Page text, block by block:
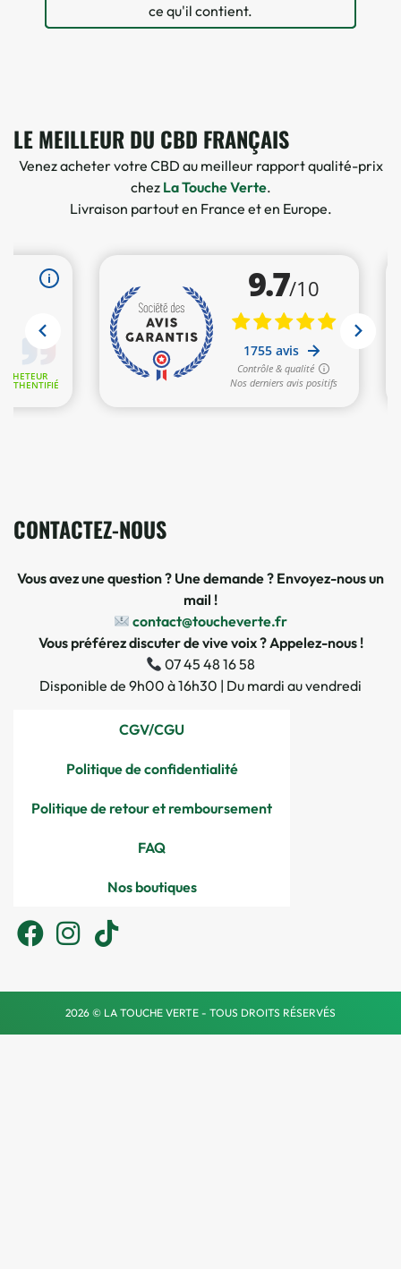
ce qu'il contient.
LE MEILLEUR DU CBD FRANÇAIS
Venez acheter votre CBD au meilleur rapport qualité-prix
chez La Touche Verte.
Livraison partout en France et en Europe.
CONTACTEZ-NOUS
Vous avez une question ? Une demande ? Envoyez-nous un
mail !
contact@toucheverte.fr
Vous préférez discuter de vive voix ? Appelez-nous !
07 45 48 16 58
Disponible de 9h00 à 16h30 | Du mardi au vendredi
CGV/CGU
Politique de confidentialité
Politique de retour et remboursement
FAQ
Nos boutiques
2026 © LA TOUCHE VERTE - TOUS DROITS RÉSERVÉS